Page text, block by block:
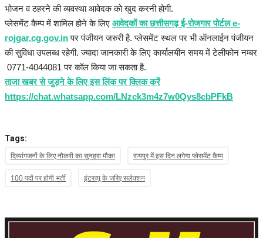
भोजन व ठहरने की व्यवस्था आवेदक को खुद करनी होगी.
प्लेसमेंट कैम्प में शामिल होने के लिए आवेदकों का छत्तीसगढ़ ई-रोजगार पोर्टल e-
rojgar.cg.gov.inपर पंजीयन जरुरी है. प्लेसमेंट स्थल पर भी ऑनलाईन पंजीयन
की सुविधा उपलब्ध रहेगी. ज्यादा जानकारी के लिए कार्यालयीन समय में टेलीफोन नम्बर
0771-4044081 पर कॉल किया जा सकता है.
ताजा खबर से जुड़ने के लिए इस लिंक पर क्लिक करें
https://chat.whatsapp.com/LNzck3m4z7w0Qys8cbPFkB
Tags:
दिव्यांगजनों के लिए नौकरी का सुनहरा मौका रायपुर में इस दिन लगेगा प्लेसमेंट कैम्प
100 पदों पर होगी भर्ती इंटरव्यू के जरिए सलेक्शन